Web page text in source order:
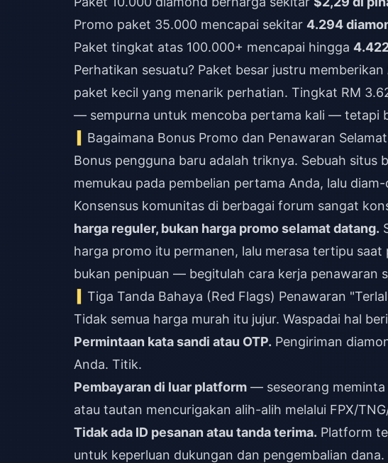
Promo paket 35.000 mencapai sekitar 4.294
Paket tingkat atas 100.000+ mencapai hingga
Perhatikan sesuatu? Paket besar justru memberikan
paket kecil yang menarik perhatian. Tingkat RM
— sempurna untuk mencoba pertama kali — tetapi
Bagaimana Bonus Promo dan Penawaran
Bonus pengguna baru adalah triknya. Sebuah situs
memukau pada pembelian pertama Anda, lalu
Konsensus komunitas di berbagai forum sangat
harga reguler, bukan harga promo selamat datang.
harga promo itu permanen, lalu merasa tertipu
bukan penipuan — begitulah cara kerja penawaran
Tiga Tanda Bahaya (Red Flags) Penawaran
Tidak semua harga murah itu jujur. Waspadai hal
Permintaan kata sandi atau OTP. Pengiriman
Anda. Titik.
Pembayaran di luar platform — seseorang meminta
atau tautan mencurigakan alih-alih melalui FPX/
Tidak ada ID pesanan atau tanda terima. Platform
untuk keperluan dukungan dan pengembalian dana.